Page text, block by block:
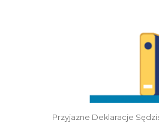
Przyjazne Deklaracje